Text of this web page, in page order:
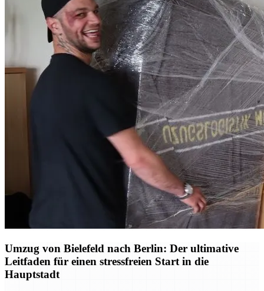
Umzug von Bielefeld nach Berlin: Der ultimative
Leitfaden für einen stressfreien Start in die
Hauptstadt